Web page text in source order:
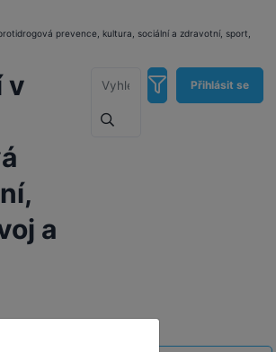
prevence, kultura, sociální a zdravotní, sport,
v
a
Přihlásit se